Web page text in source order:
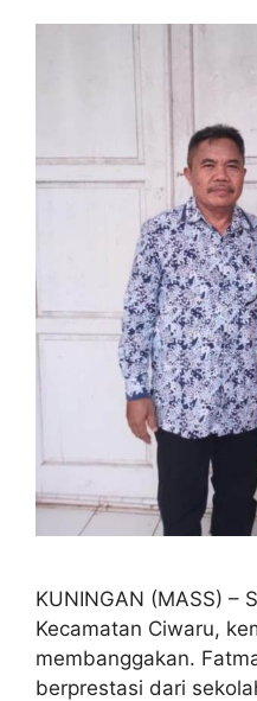
KUNINGAN (MASS) –
Kecamatan Ciwaru,
membanggakan.
berprestasi dari